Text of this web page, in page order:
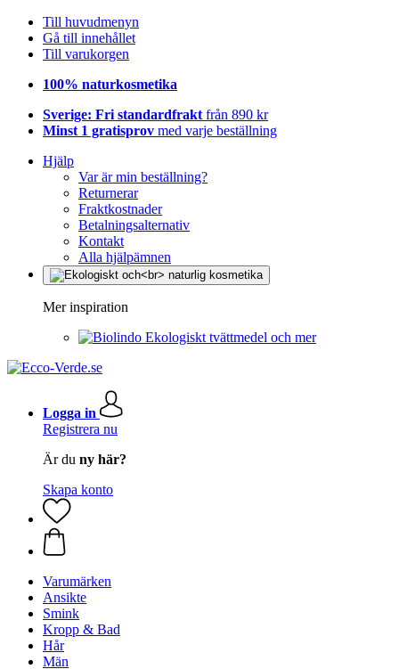
Till huvudmenyn
Gå till innehållet
Till varukorgen
100% naturkosmetika
Sverige: Fri standardfrakt från 890 kr
Minst 1 gratisprov med varje beställning
Hjälp
Var är min beställning?
Returnerar
Fraktkostnader
Betalningsalternativ
Kontakt
Alla hjälpämnen
Mer inspiration
Ekologiskt tvättmedel och mer
Logga in
Registrera nu
Är du ny här?
Skapa konto
Varumärken
Ansikte
Smink
Kropp & Bad
Hår
Män